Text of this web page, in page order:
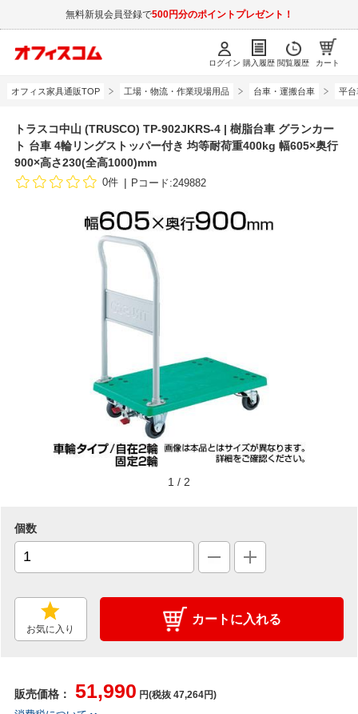
無料新規会員登録で500円分のポイントプレゼント！
ログイン 購入履歴 閲覧履歴 カート
オフィス家具通販TOP 工場・物流・作業現場用品 台車・運搬台車 平台
トラスコ中山 (TRUSCO) TP-902JKRS-4 | 樹脂台車 グランカー
ト 台車 4輪リングストッパー付き 均等耐荷重400kg 幅605×奥行
900×高さ230(全高1000)mm
0件 Pコード:249882
1 / 2
個数
お気に入り
カートに入れる
販売価格： 51,990 円(税抜 47,264円)